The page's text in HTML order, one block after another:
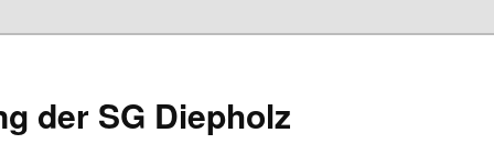
der SG Diepholz